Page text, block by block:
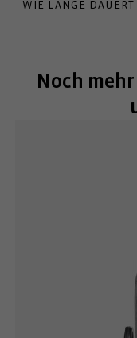
WIE LANGE DAUERT
Noch